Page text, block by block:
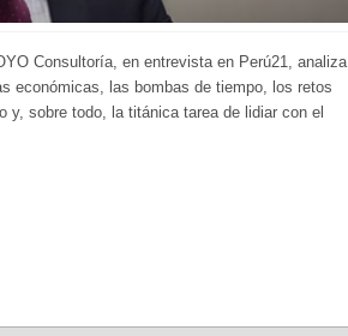
Consultoría, en entrevista en Perú21, analiza
económicas, las bombas de tiempo, los retos
y, sobre todo, la titánica tarea de lidiar con el